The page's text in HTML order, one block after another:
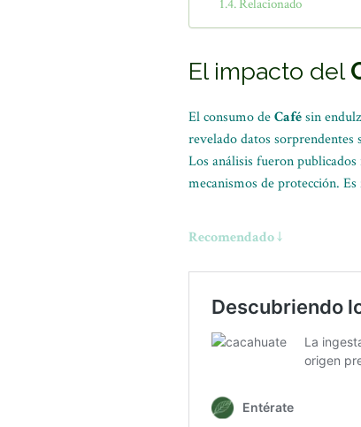
Relacionado
El impacto del
El consumo deCafésin
revelado datos sorprendentes
Los análisis fueron
mecanismos de protección.
Recomendado ↓